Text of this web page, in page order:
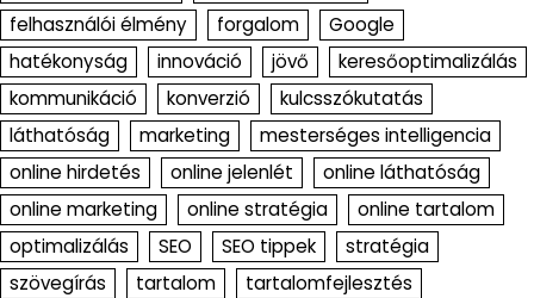
felhasználói élmény
forgalom
Google
hatékonyság
innováció jövő
keresőoptimalizálás
kommunikáció
konverzió
kulcsszókutatás
láthatóság
marketing
mesterséges intelligencia
online hirdetés
online jelenlét
online láthatóság
online marketing
online stratégia
online tartalom
optimalizálás
SEO SEO tippek
stratégia
szövegírás
tartalom
tartalomfejlesztés